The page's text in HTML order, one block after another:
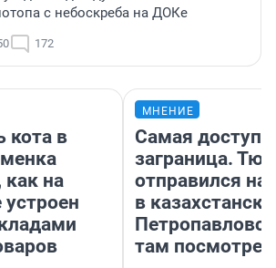
с небоскреба на ДОКе
172
кота в
как на
МНЕНИЕ
Самая
заграница.
отправился
в
там